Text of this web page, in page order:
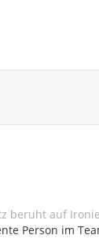
beruht auf
Person im